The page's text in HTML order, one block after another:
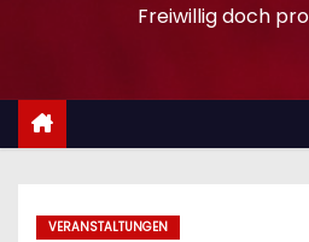
Freiwillig doch
VERANSTALTUNGEN